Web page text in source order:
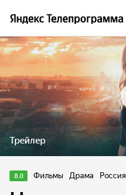
Трейлер
8.0 Фильмы Драма Россия